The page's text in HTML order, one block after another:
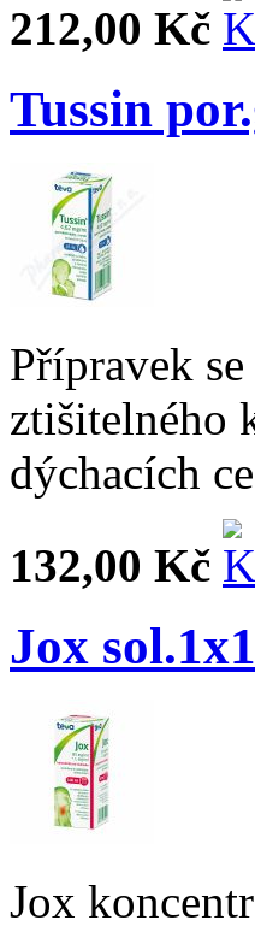
212,00 Kč
Tussin
Přípravek
ztišitelného
dýchacích
132,00 Kč
Jox
Jox